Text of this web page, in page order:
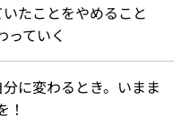
たことをやめること
っていく
に変わるとき。いまま
！